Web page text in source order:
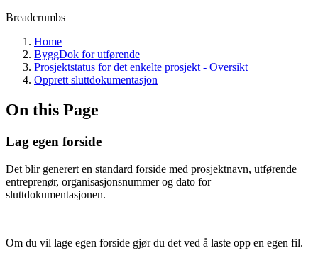
Breadcrumbs
Home
ByggDok for utførende
Prosjektstatus for det enkelte prosjekt - Oversikt
Opprett sluttdokumentasjon
On this Page
Lag egen forside
Det blir generert en standard forside med prosjektnavn, utførende
entreprenør, organisasjonsnummer og dato for
sluttdokumentasjonen.
Om du vil lage egen forside gjør du det ved å laste opp en egen fil.